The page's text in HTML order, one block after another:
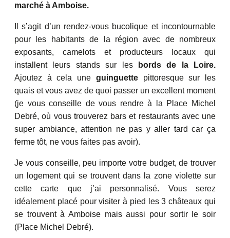
marché à Amboise.
Il s’agit d’un rendez-vous bucolique et incontournable
pour les habitants de la région avec de nombreux
exposants, camelots et producteurs locaux qui
installent leurs stands sur lesbords de la Loire.
Ajoutez à cela une guinguettepittoresque sur les
quais et vous avez de quoi passer un excellent moment
(je vous conseille de vous rendre à la Place Michel
Debré, où vous trouverez bars et restaurants avec une
super ambiance, attention ne pas y aller tard car ça
ferme tôt, ne vous faites pas avoir).
Je vous conseille, peu importe votre budget, de trouver
un logement qui se trouvent dans la zone violette sur
cette carte que j’ai personnalisé. Vous serez
idéalement placé pour visiter à pied les 3 châteaux qui
se trouvent à Amboise mais aussi pour sortir le soir
(Place Michel Debré).